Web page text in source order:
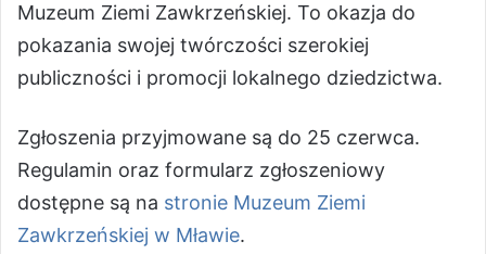
Muzeum Ziemi Zawkrzeńskiej. To okazja do
pokazania swojej twórczości szerokiej
publiczności i promocji lokalnego dziedzictwa.
Zgłoszenia przyjmowane są do 25 czerwca.
Regulamin oraz formularz zgłoszeniowy
dostępne są na stronie Muzeum Ziemi
Zawkrzeńskiej w Mławie.